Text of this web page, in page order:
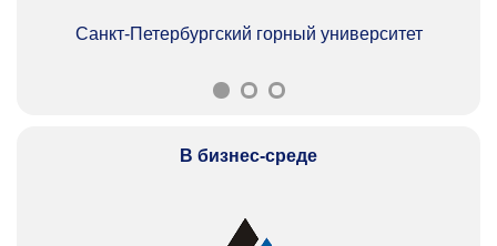
Санкт-Петербургский горный университет
В бизнес-среде